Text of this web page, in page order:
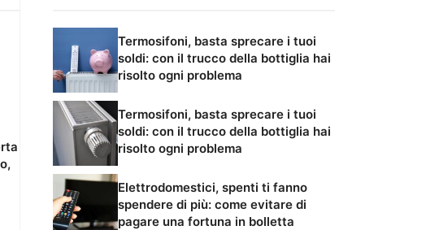
Termosifoni, basta sprecare i tuoi
soldi: con il trucco della bottiglia hai
risolto ogni problema
Termosifoni, basta sprecare i tuoi
soldi: con il trucco della bottiglia hai
risolto ogni problema
Elettrodomestici, spenti ti fanno
spendere di più: come evitare di
pagare una fortuna in bolletta